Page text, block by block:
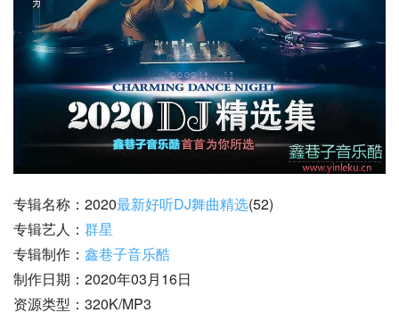
专辑名称：2020最新好听DJ舞曲精选(52)
专辑艺人： 群星
专辑制作： 鑫巷子音乐酷
制作日期：2020年03月16日
资源类型：320K/MP3